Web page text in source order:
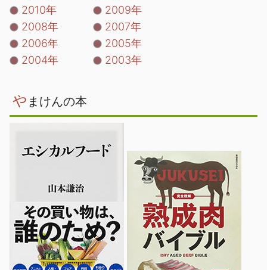
2010年
2009年
2008年
2007年
2006年
2005年
2004年
2003年
や まけんの本